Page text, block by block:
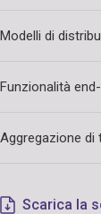
Modelli di
Funzionalità
Aggregazione di
Scarica la